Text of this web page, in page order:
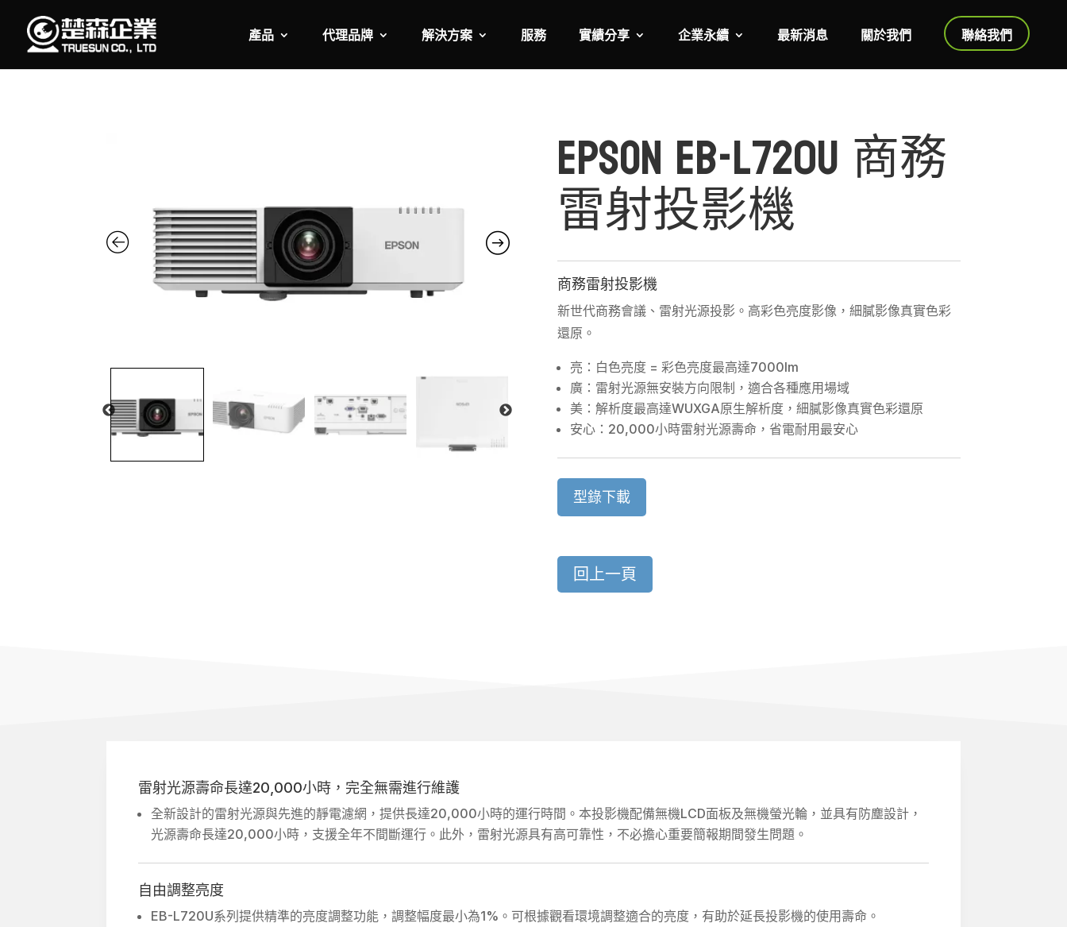
產品 代理品牌 解決方案 服務 實績分享 企業永續 最新消息 關於我們 聯絡我們
EPSON EB-L720U 商務
雷射投影機
商務雷射投影機
新世代商務會議、雷射光源投影。高彩色亮度影像，細膩影像真實色彩
還原。
亮：白色亮度 = 彩色亮度最高達7000lm
廣：雷射光源無安裝方向限制，適合各種應用場域
美：解析度最高達WUXGA原生解析度，細膩影像真實色彩還原
安心：20,000小時雷射光源壽命，省電耐用最安心
型錄下載
回上一頁
雷射光源壽命長達20,000小時，完全無需進行維護
全新設計的雷射光源與先進的靜電濾網，提供長達20,000小時的運行時間。本投影機配備無機LCD面板及無機螢光輪，並具有防塵設計，
光源壽命長達20,000小時，支援全年不間斷運行。此外，雷射光源具有高可靠性，不必擔心重要簡報期間發生問題。
自由調整亮度
EB-L720U系列提供精準的亮度調整功能，調整幅度最小為1%。可根據觀看環境調整適合的亮度，有助於延長投影機的使用壽命。